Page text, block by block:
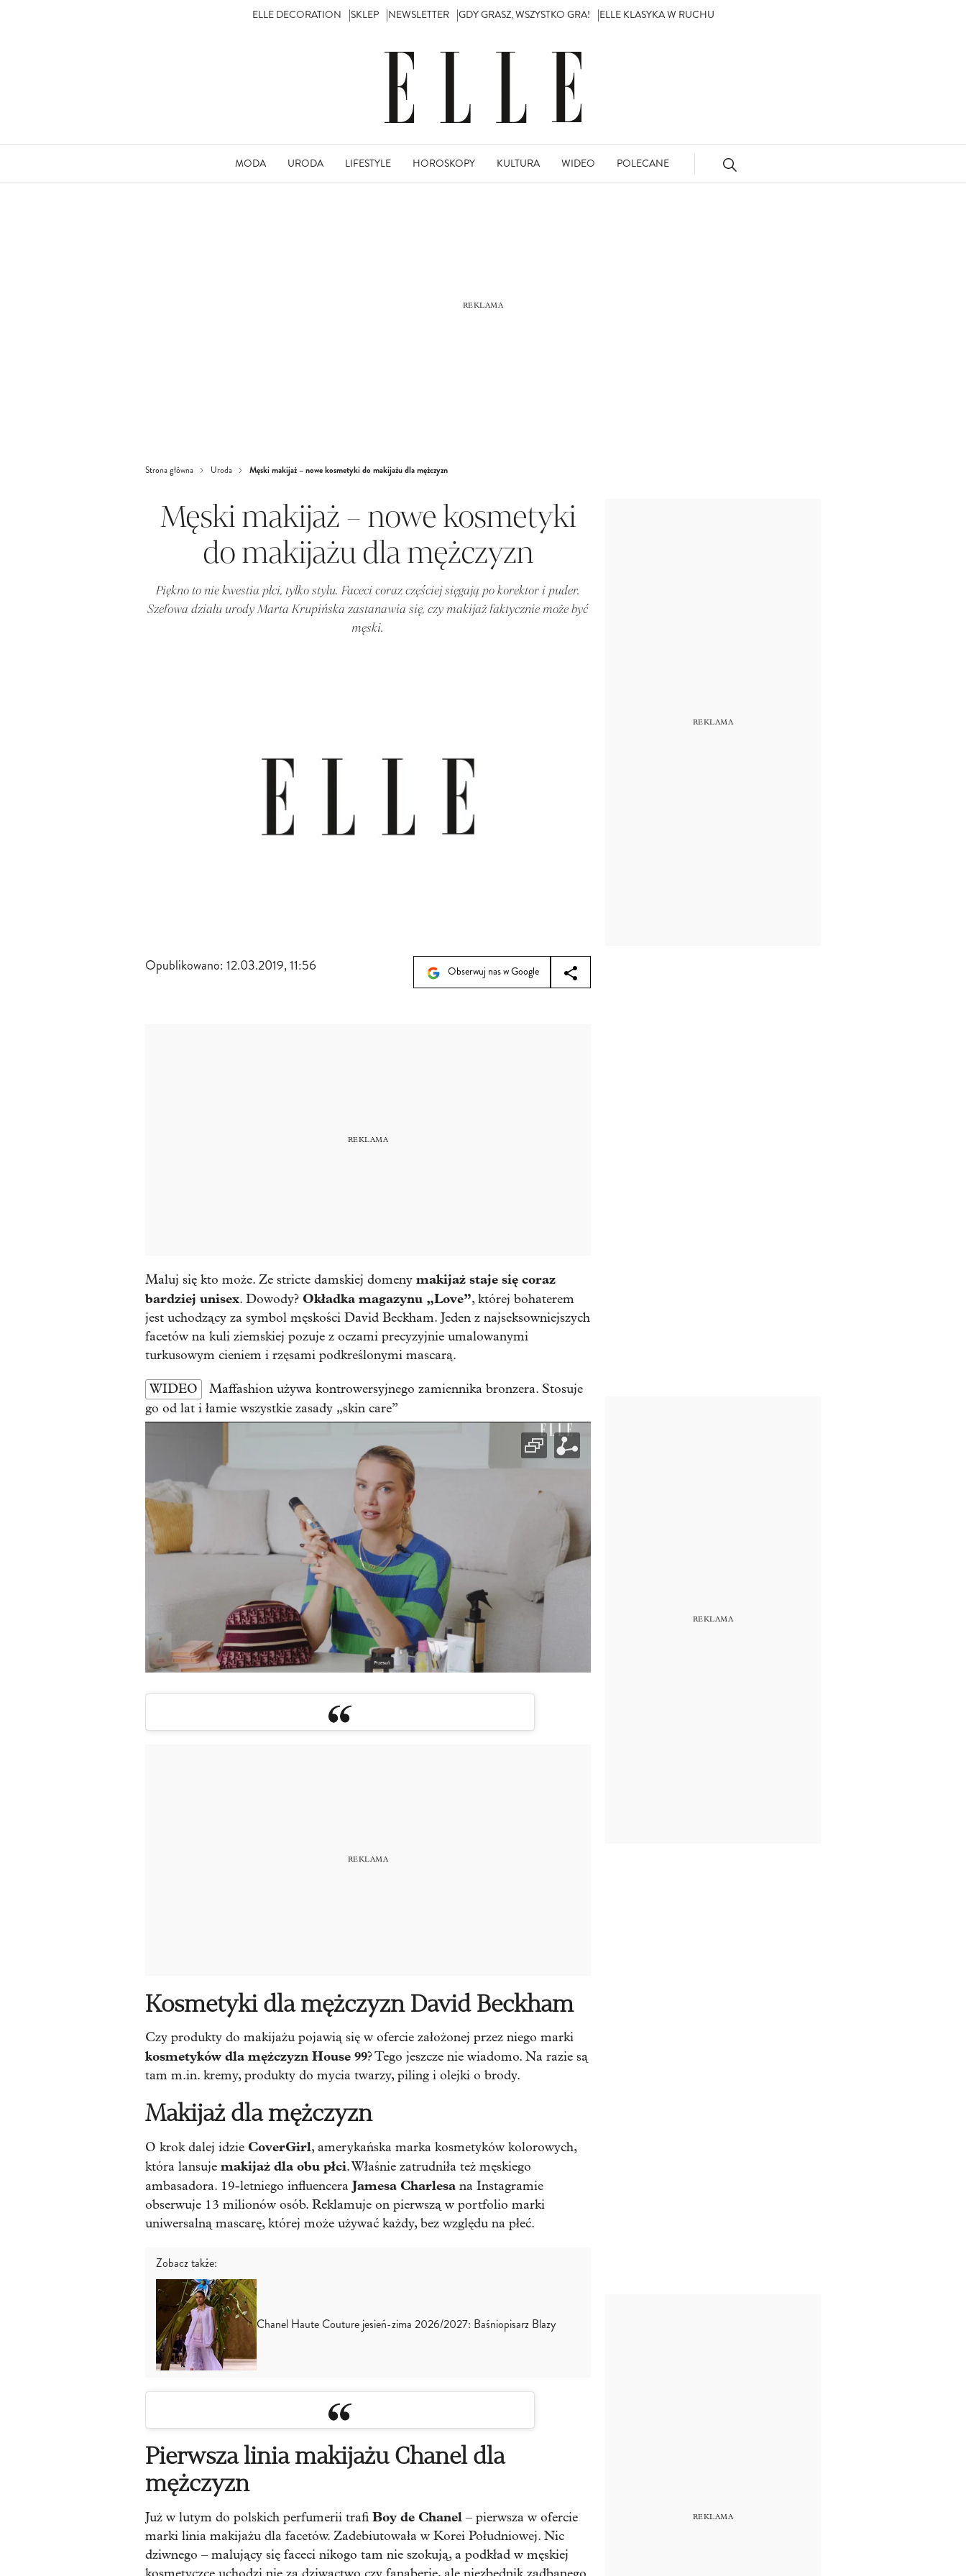
ELLE DECORATION SKLEP NEWSLETTER GDY GRASZ, WSZYSTKO GRA! ELLE KLASYKA W RUCHU
MODA URODA LIFESTYLE HOROSKOPY KULTURA WIDEO POLECANE
Strona główna Uroda Męski makijaż – nowe kosmetyki do makijażu dla mężczyzn
Męski makijaż – nowe kosmetyki
do makijażu dla mężczyzn
Piękno to nie kwestia płci, tylko stylu. Faceci coraz częściej sięgają po korektor i puder.
Szefowa działu urody Marta Krupińska zastanawia się, czy makijaż faktycznie może być
męski.
Opublikowano:12.03.2019, 11:56 Obserwuj nas w Google
Maluj się kto może. Ze stricte damskiej domeny makijaż staje się coraz
bardziej unisex. Dowody? Okładka magazynu „Love”, której bohaterem
jest uchodzący za symbol męskości David Beckham. Jeden z najseksowniejszych
facetów na kuli ziemskiej pozuje z oczami precyzyjnie umalowanymi
turkusowym cieniem i rzęsami podkreślonymi mascarą.
WIDEO
Maffashion używa kontrowersyjnego zamiennika bronzera. Stosuje
go od lat i łamie wszystkie zasady „skin care”
Kosmetyki dla mężczyzn David Beckham
Czy produkty do makijażu pojawią się w ofercie założonej przez niego marki
kosmetyków dla mężczyzn House 99? Tego jeszcze nie wiadomo. Na razie są
tam m.in. kremy, produkty do mycia twarzy, piling i olejki o brody.
Makijaż dla mężczyzn
O krok dalej idzie CoverGirl, amerykańska marka kosmetyków kolorowych,
która lansuje makijaż dla obu płci. Właśnie zatrudniła też męskiego
ambasadora. 19-letniego influencera Jamesa Charlesa na Instagramie
obserwuje 13 milionów osób. Reklamuje on pierwszą w portfolio marki
uniwersalną mascarę, której może używać każdy, bez względu na płeć.
Zobacz także:
Chanel Haute Couture jesień-zima 2026/2027: Baśniopisarz Blazy
Pierwsza linia makijażu Chanel dla
mężczyzn
Już w lutym do polskich perfumerii trafi Boy de Chanel – pierwsza w ofercie
marki linia makijażu dla facetów. Zadebiutowała w Korei Południowej. Nic
dziwnego – malujący się faceci nikogo tam nie szokują, a podkład w męskiej